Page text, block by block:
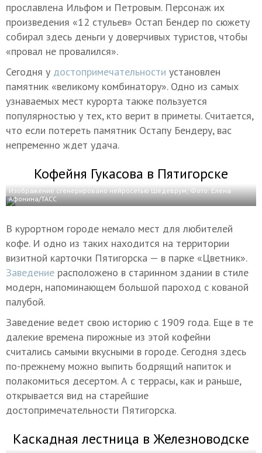
прославлена Ильфом и Петровым. Персонаж их
произведения «12 стульев» Остап Бендер по сюжету
собирал здесь деньги у доверчивых туристов, чтобы
«провал не провалился».
Сегодня у достопримечательности установлен
памятник «великому комбинатору». Одно из самых
узнаваемых мест курорта также пользуется
популярностью у тех, кто верит в приметы. Считается,
что если потереть памятник Остапу Бендеру, вас
непременно ждет удача.
Кофейня Гукасова в Пятигорске
Изображение сгенерировано нейросетью Шедеврум; Фото: Елена
Афонина/ТАСС
В курортном городе немало мест для любителей
кофе. И одно из таких находится на территории
визитной карточки Пятигорска — в парке «Цветник».
Заведение расположено в старинном здании в стиле
модерн, напоминающем большой пароход с кованой
палубой.
Заведение ведет свою историю с 1909 года. Еще в те
далекие времена пирожные из этой кофейни
считались самыми вкусными в городе. Сегодня здесь
по-прежнему можно выпить бодрящий напиток и
полакомиться десертом. А с террасы, как и раньше,
открывается вид на старейшие
достопримечательности Пятигорска.
Каскадная лестница в Железноводске